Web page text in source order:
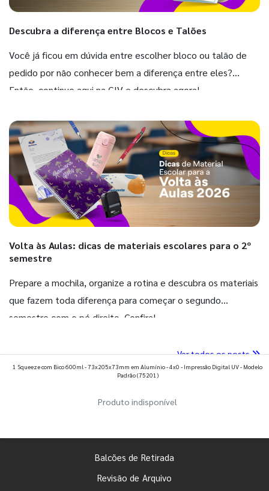
Descubra a diferença entre Blocos e Talões
Você já ficou em dúvida entre escolher bloco ou talão de
pedido por não conhecer bem a diferença entre eles?
Então, continue aqui na GIV e descubra agora!
Volta às Aulas: dicas de materiais escolares para o 2º
semestre
Prepare a mochila, organize a rotina e descubra os materiais
que fazem toda diferença para começar o segundo
semestre com o pé direito. Confira!
Ver todos os posts
1 Squeeze com Bico 600ml - 73x205x73mm em Alumínio - 4x0 - Impressão Digital UV - Modelo
Padrão(75201)
Produto indisponível
Balcões de Retirada
Revisão de Arquivo